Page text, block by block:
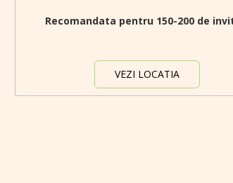
Recomandata pentru 150-200 de
VEZI LOCATIA